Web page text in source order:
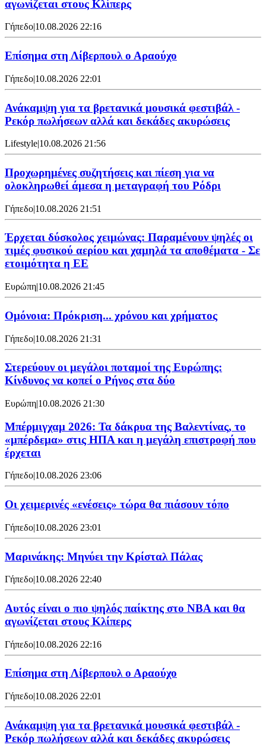
αγωνίζεται στους Κλίπερς
Γήπεδο|10.08.2026 22:16
Επίσημα στη Λίβερπουλ ο Αραούχο
Γήπεδο|10.08.2026 22:01
Ανάκαμψη για τα βρετανικά μουσικά φεστιβάλ -
Ρεκόρ πωλήσεων αλλά και δεκάδες ακυρώσεις
Lifestyle|10.08.2026 21:56
Προχωρημένες συζητήσεις και πίεση για να
ολοκληρωθεί άμεσα η μεταγραφή του Ρόδρι
Γήπεδο|10.08.2026 21:51
Έρχεται δύσκολος χειμώνας: Παραμένουν ψηλές οι
τιμές φυσικού αερίου και χαμηλά τα αποθέματα - Σε
ετοιμότητα η ΕΕ
Ευρώπη|10.08.2026 21:45
Ομόνοια: Πρόκριση... χρόνου και χρήματος
Γήπεδο|10.08.2026 21:31
Στερεύουν οι μεγάλοι ποταμοί της Ευρώπης:
Κίνδυνος να κοπεί ο Ρήνος στα δύο
Ευρώπη|10.08.2026 21:30
Μπέρμιγχαμ 2026: Τα δάκρυα της Βαλεντίνας, το
«μπέρδεμα» στις ΗΠΑ και η μεγάλη επιστροφή που
έρχεται
Γήπεδο|10.08.2026 23:06
Οι χειμερινές «ενέσεις» τώρα θα πιάσουν τόπο
Γήπεδο|10.08.2026 23:01
Μαρινάκης: Μηνύει την Κρίσταλ Πάλας
Γήπεδο|10.08.2026 22:40
Αυτός είναι ο πιο ψηλός παίκτης στο NBA και θα
αγωνίζεται στους Κλίπερς
Γήπεδο|10.08.2026 22:16
Επίσημα στη Λίβερπουλ ο Αραούχο
Γήπεδο|10.08.2026 22:01
Ανάκαμψη για τα βρετανικά μουσικά φεστιβάλ -
Ρεκόρ πωλήσεων αλλά και δεκάδες ακυρώσεις